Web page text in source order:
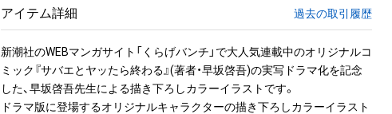
アイテム詳細 過去の取引履歴
新潮社のWEBマンガサイト「くらげバンチ」で大人気連載中のオリジナルコ
ミック『サバエとヤッたら終わる』(著者・早坂啓吾)の実写ドラマ化を記念
した、早坂啓吾先生による描き下ろしカラーイラストです。
ドラマ版に登場するオリジナルキャラクターの描き下ろしカラーイラスト